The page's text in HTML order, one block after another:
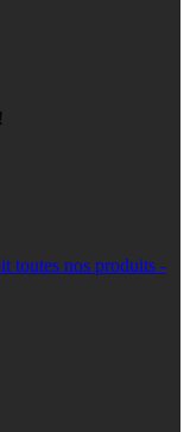
toutes nos produits -